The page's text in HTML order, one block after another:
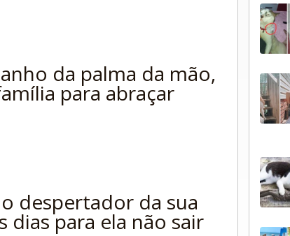
da palma da mão,
para abraçar
despertador da sua
dias para ela não sair